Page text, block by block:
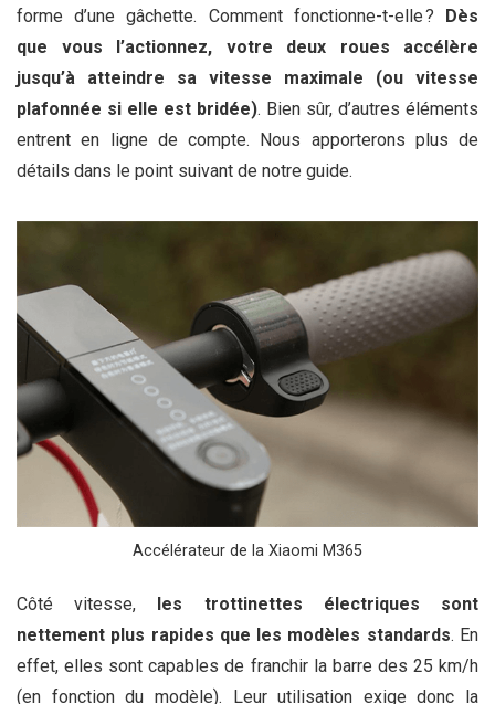
forme d’une gâchette. Comment fonctionne-t-elle ? Dès
que vous l’actionnez, votre deux roues accélère
jusqu’à atteindre sa vitesse maximale (ou vitesse
plafonnée si elle est bridée). Bien sûr, d’autres éléments
entrent en ligne de compte. Nous apporterons plus de
détails dans le point suivant de notre guide.
Accélérateur de la Xiaomi M365
Côté vitesse, les trottinettes électriques sont
nettement plus rapides que les modèles standards. En
effet, elles sont capables de franchir la barre des 25 km/h
(en fonction du modèle). Leur utilisation exige donc la